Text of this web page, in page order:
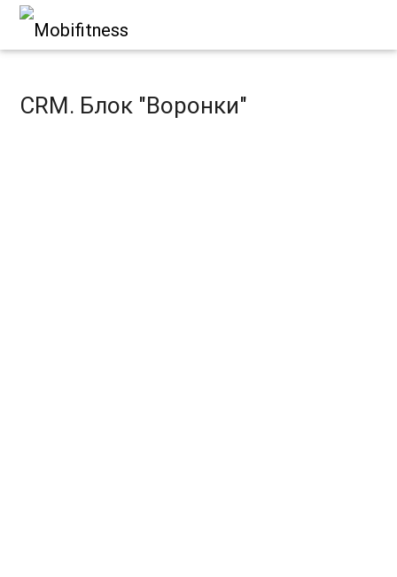
CRM. Блок "Воронки"